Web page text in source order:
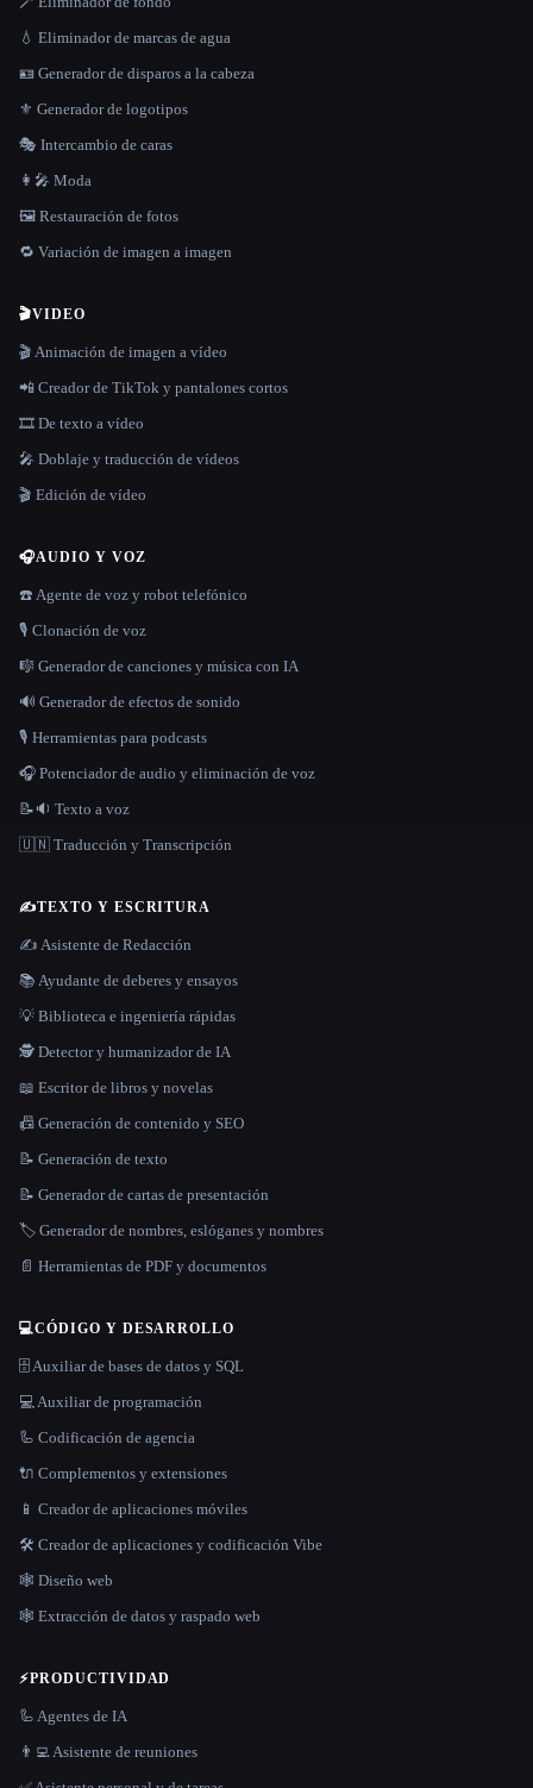
💧 Eliminador de marcas de agua
🪪 Generador de disparos a la cabeza
⚜️ Generador de logotipos
🎭 Intercambio de caras
👩‍🎤 Moda
🖼️ Restauración de fotos
🔁 Variación de imagen a imagen
🎬VIDEO
🎬 Animación de imagen a vídeo
📲 Creador de TikTok y pantalones cortos
🎞️ De texto a vídeo
🎤 Doblaje y traducción de vídeos
🎬 Edición de vídeo
🎧AUDIO Y VOZ
☎️ Agente de voz y robot telefónico
🎙️ Clonación de voz
🎼 Generador de canciones y música con IA
🔊 Generador de efectos de sonido
🎙️ Herramientas para podcasts
🎧 Potenciador de audio y eliminación de voz
📝🔉 Texto a voz
🇺🇳 Traducción y Transcripción
✍️TEXTO Y ESCRITURA
✍️ Asistente de Redacción
📚 Ayudante de deberes y ensayos
💡 Biblioteca e ingeniería rápidas
🕵️ Detector y humanizador de IA
📖 Escritor de libros y novelas
📠 Generación de contenido y SEO
📝 Generación de texto
📝 Generador de cartas de presentación
🏷️ Generador de nombres, eslóganes y nombres
📄 Herramientas de PDF y documentos
💻CÓDIGO Y DESARROLLO
🗄️ Auxiliar de bases de datos y SQL
💻 Auxiliar de programación
🦾 Codificación de agencia
🔌 Complementos y extensiones
📱 Creador de aplicaciones móviles
🛠️ Creador de aplicaciones y codificación Vibe
🕸 Diseño web
🕸️ Extracción de datos y raspado web
⚡PRODUCTIVIDAD
🦾 Agentes de IA
👨‍💻 Asistente de reuniones